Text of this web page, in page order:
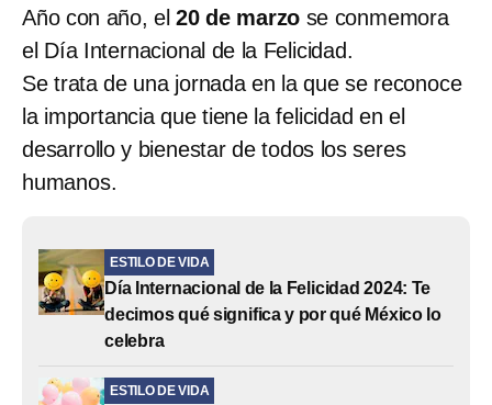
Año con año, el20 de marzo se conmemora
el Día Internacional de la Felicidad.
Se trata de una jornada en la que se reconoce
la importancia que tiene la felicidad en el
desarrollo y bienestar de todos los seres
humanos.
ESTILO DE VIDA
Día Internacional de la Felicidad 2024: Te
decimos qué significa y por qué México lo
celebra
ESTILO DE VIDA